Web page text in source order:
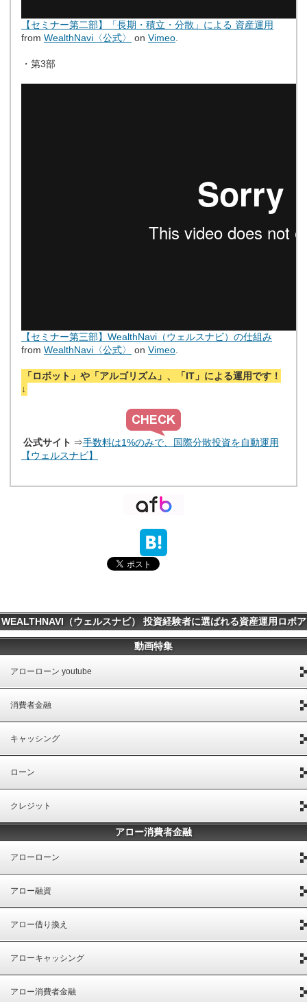
【セミナー第二部】「長期・積立・分散」による 資産運用
from WealthNavi〈公式〉 on Vimeo.
・第3部
【セミナー第三部】WealthNavi（ウェルスナビ）の仕組み
from WealthNavi〈公式〉 on Vimeo.
「ロボット」や「アルゴリズム」、「IT」による運用です！
↓
公式サイト ⇒手数料は1%のみで、国際分散投資を自動運用
【ウェルスナビ】
WEALTHNAVI（ウェルスナビ） 投資経験者に選ばれる資産運用ロボア
ドバイザーエントリー一覧
動画特集
アローローン youtube
消費者金融
キャッシング
ローン
クレジット
アロー消費者金融
アローローン
アロー融資
アロー借り換え
アローキャッシング
アロー消費者金融